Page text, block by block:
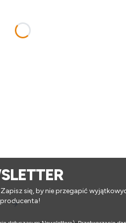
się, by nie przegapić